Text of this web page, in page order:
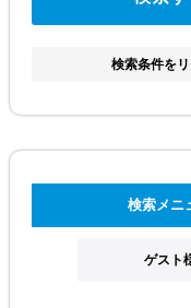
検索条件を
検索メニ
ゲスト